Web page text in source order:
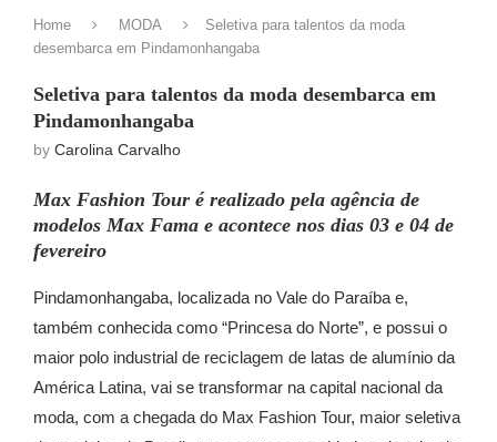
Home MODA
Seletiva para talentos da moda
desembarca em Pindamonhangaba
Seletiva para talentos da moda desembarca em
Pindamonhangaba
by Carolina Carvalho
Max Fashion Tour é realizado pela agência de
modelos Max Fama e acontece nos dias 03 e 04 de
fevereiro
Pindamonhangaba, localizada no Vale do Paraíba e,
também conhecida como “Princesa do Norte”, e possui o
maior polo industrial de reciclagem de latas de alumínio da
América Latina, vai se transformar na capital nacional da
moda, com a chegada do Max Fashion Tour, maior seletiva